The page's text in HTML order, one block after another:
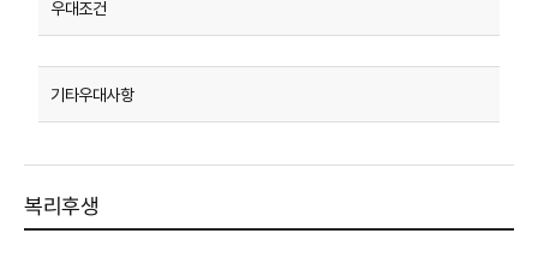
복리후생